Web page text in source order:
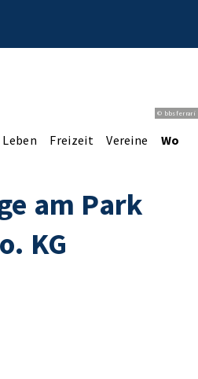
© bbsferrari
Freizeit Vereine
am Park
KG